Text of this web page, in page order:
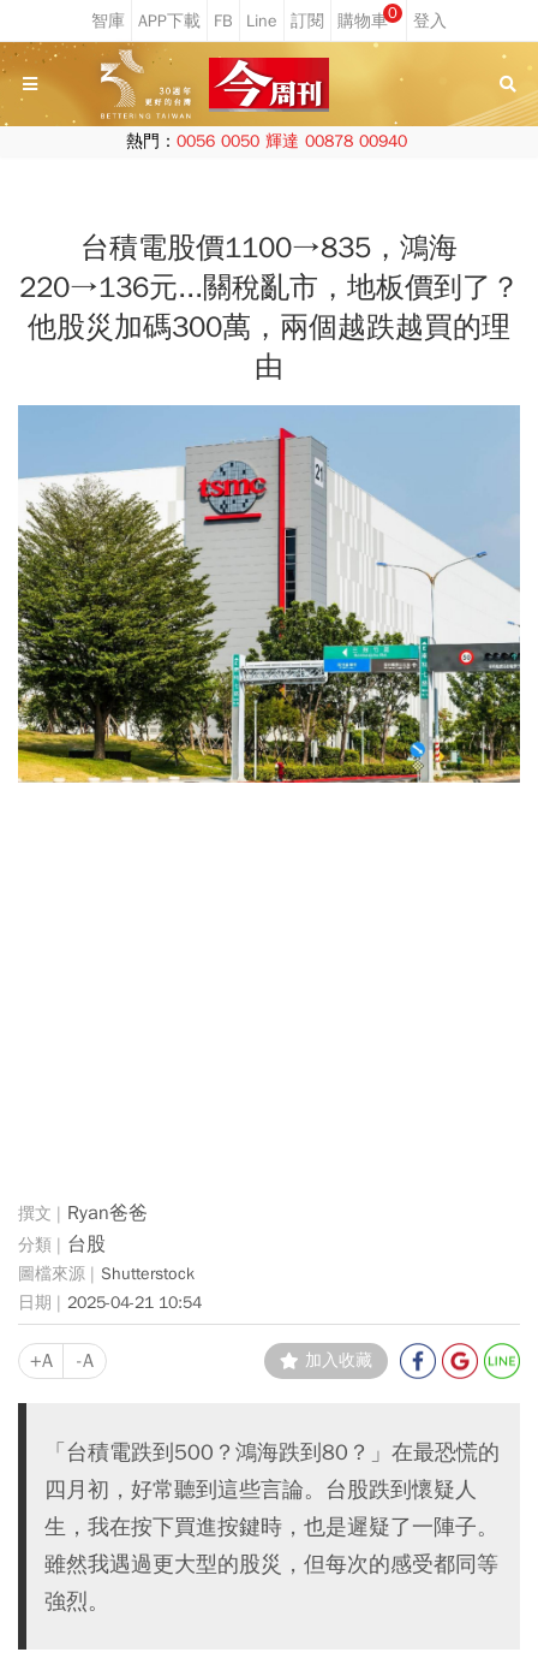
0
熱門： 0056 0050 輝達 00878 00940
台積電股價1100→835，鴻海
220→136元...關稅亂市，地板價到了？
他股災加碼300萬，兩個越跌越買的理
由
Ryan爸爸
台股
Shutterstock
2025-04-21 10:54
+A -A 加入收藏
「台積電跌到500？鴻海跌到80？」在最恐慌的
四月初，好常聽到這些言論。台股跌到懷疑人
生，我在按下買進按鍵時，也是遲疑了一陣子。
雖然我遇過更大型的股災，但每次的感受都同等
強烈。